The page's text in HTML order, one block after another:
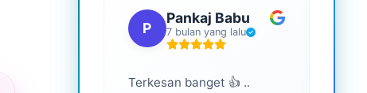
P
Pankaj Babu
7 bulan yang lalu
Terkesan banget 👍 ..